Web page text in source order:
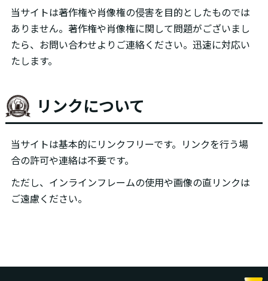
当サイトは著作権や肖像権の侵害を目的としたものでは
ありません。著作権や肖像権に関して問題がございまし
たら、お問い合わせよりご連絡ください。迅速に対応い
たします。
リンクについて
当サイトは基本的にリンクフリーです。リンクを行う場
合の許可や連絡は不要です。
ただし、インラインフレームの使用や画像の直リンクは
ご遠慮ください。